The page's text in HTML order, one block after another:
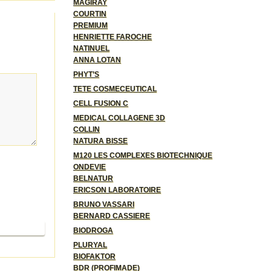
MAGIRAY
COURTIN
PREMIUM
HENRIETTE FAROCHE
NATINUEL
ANNA LOTAN
PHYT’S
TETE COSMECEUTICAL
CELL FUSION C
MEDICAL COLLAGENE 3D
COLLIN
NATURA BISSE
M120 LES COMPLEXES BIOTECHNIQUE
ONDEVIE
BELNATUR
ERICSON LABORATOIRE
BRUNO VASSARI
BERNARD CASSIERE
BIODROGA
PLURYAL
BIOFAKTOR
BDR (PROFIMADE)